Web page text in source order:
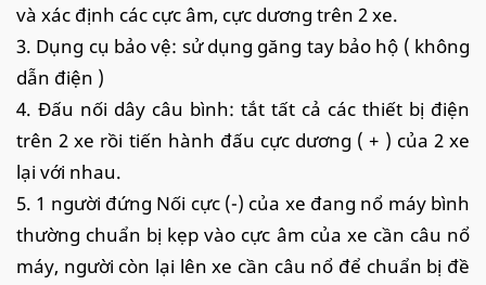
và xác định các cực âm, cực dương trên 2 xe.
3. Dụng cụ bảo vệ: sử dụng găng tay bảo hộ ( không
dẫn điện )
4. Đấu nối dây câu bình: tắt tất cả các thiết bị điện
trên 2 xe rồi tiến hành đấu cực dương ( + ) của 2 xe
lại với nhau.
5. 1 người đứng Nối cực (-) của xe đang nổ máy bình
thường chuẩn bị kẹp vào cực âm của xe cần câu nổ
máy, người còn lại lên xe cần câu nổ để chuẩn bị đề